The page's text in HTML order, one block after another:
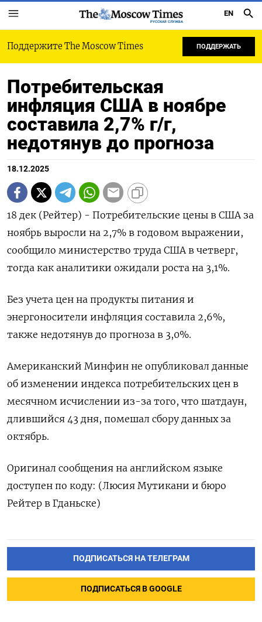
РУССКАЯ СЛУЖБА
EN
Поддержите The Moscow Times ПОДДЕРЖАТЬ
Потребительская
инфляция США в ноябре
составила 2,7% г/г,
недотянув до прогноза
18.12.2025
18 дек (Рейтер) - Потребительские цены в США за
ноябрь выросли на 2,7% в годовом выражении,
сообщило министерство труда США в четверг,
тогда как аналитики ожидали роста на 3,1%.
Без учета цен на продукты питания и
энергоносители инфляция составила 2,6%,
также недотянув до прогноза в 3,0%.
Американский Минфин не опубликовал данные
об изменении индекса потребительских цен в
месячном исчислении из-за того, что шатдаун,
длившийся 43 дня, помешал сбору данных за
октябрь.
Оригинал сообщения на английском языке
доступен по коду: (Люсия Мутикани и бюро
Рейтер в Гданьске)
ПОДПИСАТЬСЯ НА ТЕЛЕГРАМ
ПОДПИСАТЬСЯ В GOOGLE